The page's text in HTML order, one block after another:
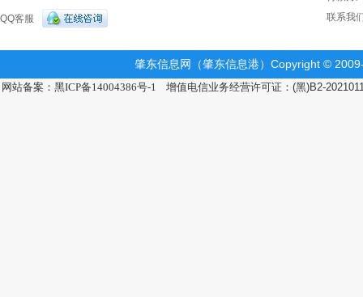
QQ客服
联系我
肇东信息网（肇东信息港）Copyright ©
网站备案：黑ICP备14004386号-1 增值电信业务经营许可证：(黑)B2-